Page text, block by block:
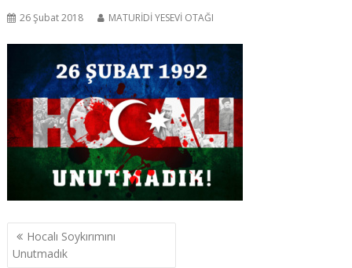
26 Şubat 2018 MATURİDİ YESEVİ OTAĞI
Yazı
gezinmesi
Hocalı Soykırımını
Unutmadık